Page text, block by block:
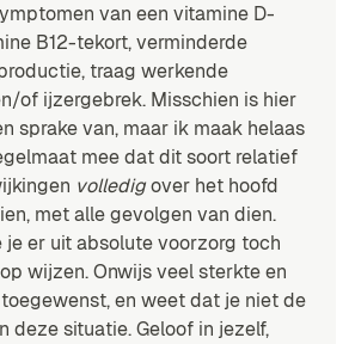
van een vitamine D-
B12-tekort,verminderde
,traag werkende
of ijzergebrek. Misschien is hier
sprake van, maar ik maak helaas
mee dat dit soort relatief
volledigover het hoofd
met alle gevolgen van dien.
je er uit absolute voorzorg toch
wijzen. Onwijs veel sterkte en
en weet dat je niet de
deze situatie. Geloof in jezelf,